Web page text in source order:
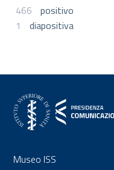
466
positivo
1
diapositiva
Museo ISS